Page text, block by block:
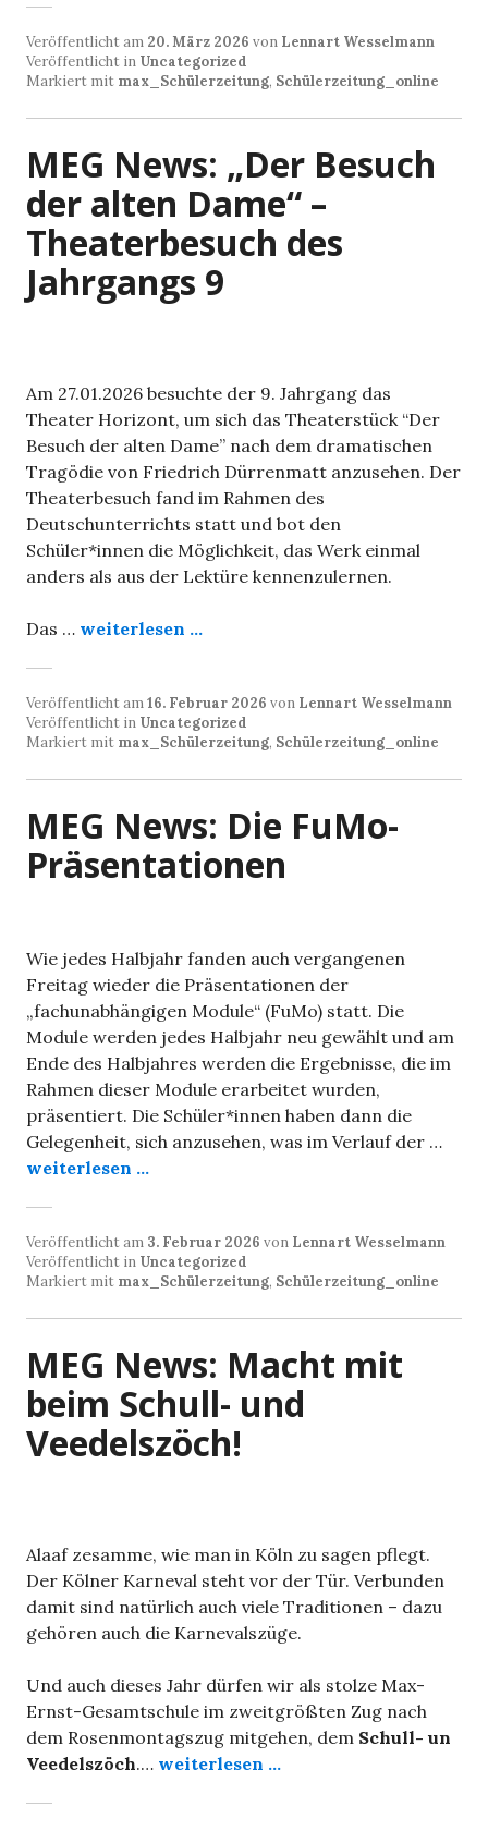
Veröffentlicht am 20. März 2026 von Lennart Wesselmann
Veröffentlicht in Uncategorized
Markiert mit max_Schülerzeitung, Schülerzeitung_online
MEG News: „Der Besuch
der alten Dame“ –
Theaterbesuch des
Jahrgangs 9
Am 27.01.2026 besuchte der 9. Jahrgang das
Theater Horizont, um sich das Theaterstück “Der
Besuch der alten Dame” nach dem dramatischen
Tragödie von Friedrich Dürrenmatt anzusehen. Der
Theaterbesuch fand im Rahmen des
Deutschunterrichts statt und bot den
Schüler*innen die Möglichkeit, das Werk einmal
anders als aus der Lektüre kennenzulernen.
Das … weiterlesen ...
Veröffentlicht am16. Februar 2026 von Lennart Wesselmann
Veröffentlicht in Uncategorized
Markiert mit max_Schülerzeitung, Schülerzeitung_online
MEG News: Die FuMo-
Präsentationen
Wie jedes Halbjahr fanden auch vergangenen
Freitag wieder die Präsentationen der
„fachunabhängigen Module“ (FuMo) statt. Die
Module werden jedes Halbjahr neu gewählt und am
Ende des Halbjahres werden die Ergebnisse, die im
Rahmen dieser Module erarbeitet wurden,
präsentiert. Die Schüler*innen haben dann die
Gelegenheit, sich anzusehen, was im Verlauf der …
weiterlesen ...
Veröffentlicht am 3. Februar 2026 von Lennart Wesselmann
Veröffentlicht in Uncategorized
Markiert mit max_Schülerzeitung, Schülerzeitung_online
MEG News: Macht mit
beim Schull- und
Veedelszöch!
Alaaf zesamme, wie man in Köln zu sagen pflegt.
Der Kölner Karneval steht vor der Tür. Verbunden
damit sind natürlich auch viele Traditionen – dazu
gehören auch die Karnevalszüge.
Und auch dieses Jahr dürfen wir als stolze Max-
Ernst-Gesamtschule im zweitgrößten Zug nach
dem Rosenmontagszug mitgehen, dem Schull- un
Veedelszöch.… weiterlesen ...